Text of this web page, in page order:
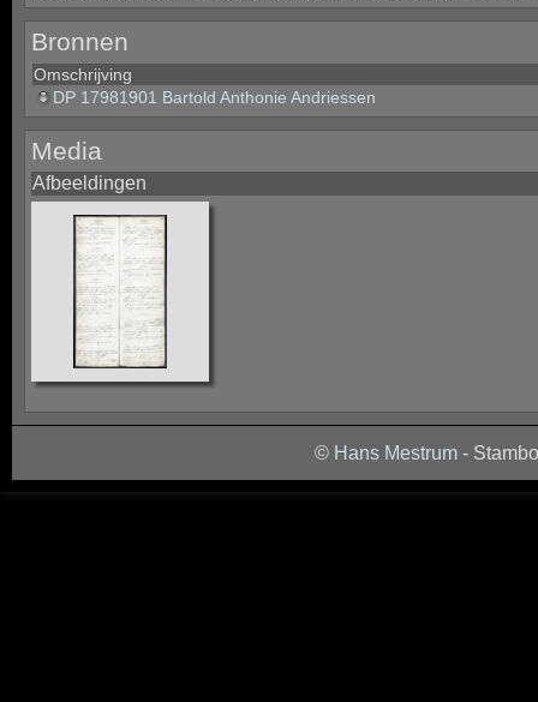
Bronnen
Omschrijving
DP 17981901 Bartold Anthonie Andriessen
Media
Afbeeldingen
© Hans Mestrum -